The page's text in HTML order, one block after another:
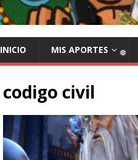
INICIO MIS APORTES
codigo civil